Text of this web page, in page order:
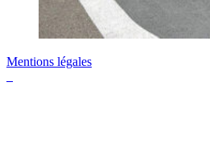
Mentions légales